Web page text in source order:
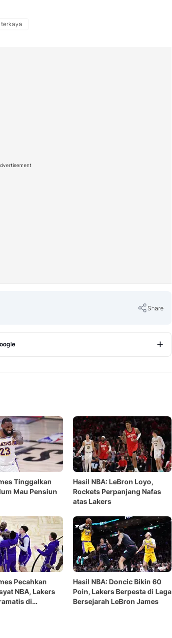
Share
Tinggalkan
Mau Pensiun
Hasil NBA: LeBron Loyo,
Rockets Perpanjang Nafas
atas Lakers
Pecahkan
NBA, Lakers
di
Hasil NBA: Doncic Bikin 60
Poin, Lakers Berpesta di Laga
Bersejarah LeBron James